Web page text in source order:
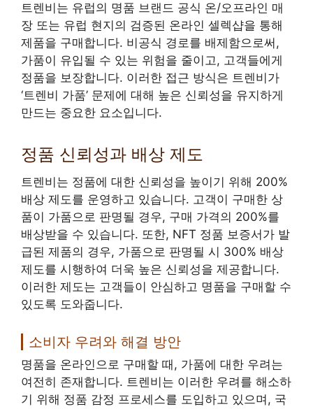
트렌비는 유럽의 명품 브랜드 공식 온/오프라인 매
장 또는 유럽 현지의 검증된 온라인 셀렉샵을 통해
제품을 구매합니다. 비공식 경로를 배제함으로써,
가품이 유입될 수 있는 위험을 줄이고, 고객들에게
정품을 보장합니다. 이러한 접근 방식은 트렌비가
‘트렌비 가품’ 문제에 대해 높은 신뢰성을 유지하게
만드는 중요한 요소입니다.
정품 신뢰성과 배상 제도
트렌비는 정품에 대한 신뢰성을 높이기 위해 200%
배상 제도를 운영하고 있습니다. 고객이 구매한 상
품이 가품으로 판명될 경우, 구매 가격의 200%를
배상받을 수 있습니다. 또한, NFT 정품 보증서가 발
급된 제품의 경우, 가품으로 판명될 시 300% 배상
제도를 시행하여 더욱 높은 신뢰성을 제공합니다.
이러한 제도는 고객들이 안심하고 명품을 구매할 수
있도록 도와줍니다.
소비자 우려와 해결 방안
명품을 온라인으로 구매할 때, 가품에 대한 우려는
여전히 존재합니다. 트렌비는 이러한 우려를 해소하
기 위해 정품 감정 프로세스를 도입하고 있으며, 국